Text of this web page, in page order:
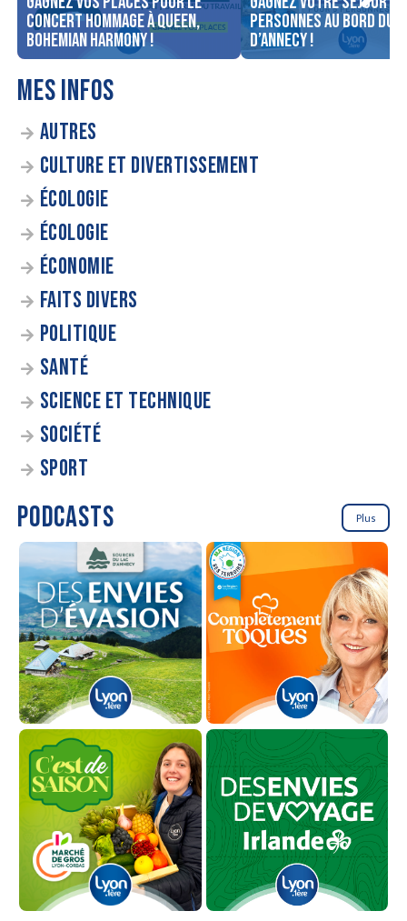
concert Hommage à Queen,
Bohemian Harmony !
personnes au bord du
d’Annecy !
MES INFOS
AUTRES
CULTURE ET DIVERTISSEMENT
ÉCOLOGIE
ÉCOLOGIE
ÉCONOMIE
FAITS DIVERS
POLITIQUE
SANTÉ
SCIENCE ET TECHNIQUE
SOCIÉTÉ
SPORT
PODCASTS Plus